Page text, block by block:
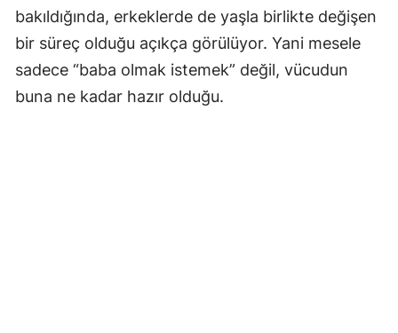
bakıldığında, erkeklerde de yaşla birlikte değişen
bir süreç olduğu açıkça görülüyor. Yani mesele
sadece “baba olmak istemek” değil, vücudun
buna ne kadar hazır olduğu.